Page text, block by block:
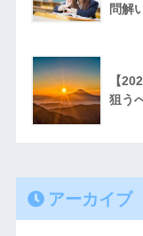
問解
【
狙う
アーカイブ